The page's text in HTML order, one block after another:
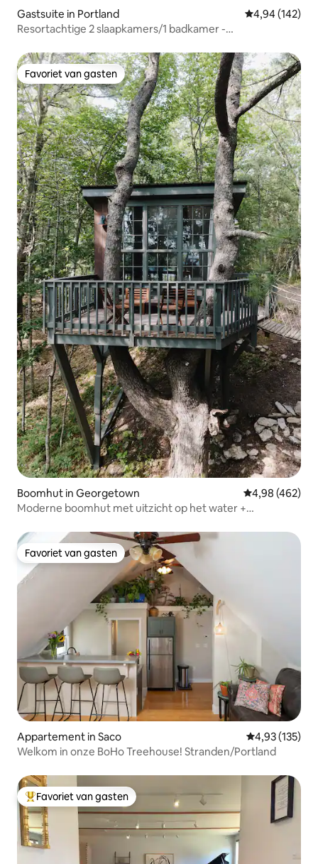
Gastsuite in Portland Gemiddelde
4,94 (142)
Resortachtige 2 slaapkamers/1 badkamer -
Favoriet van gasten
Favoriet van gasten
Boomhut in Georgetown Gemiddelde
4,98 (462)
Moderne boomhut met uitzicht op het water +
Favoriet van gasten
Favoriet van gasten
Appartement in Saco Gemiddelde
4,93 (135)
Welkom in onze BoHo Treehouse! Stranden/Portland
Topfavoriet van gasten
Favoriet van gasten